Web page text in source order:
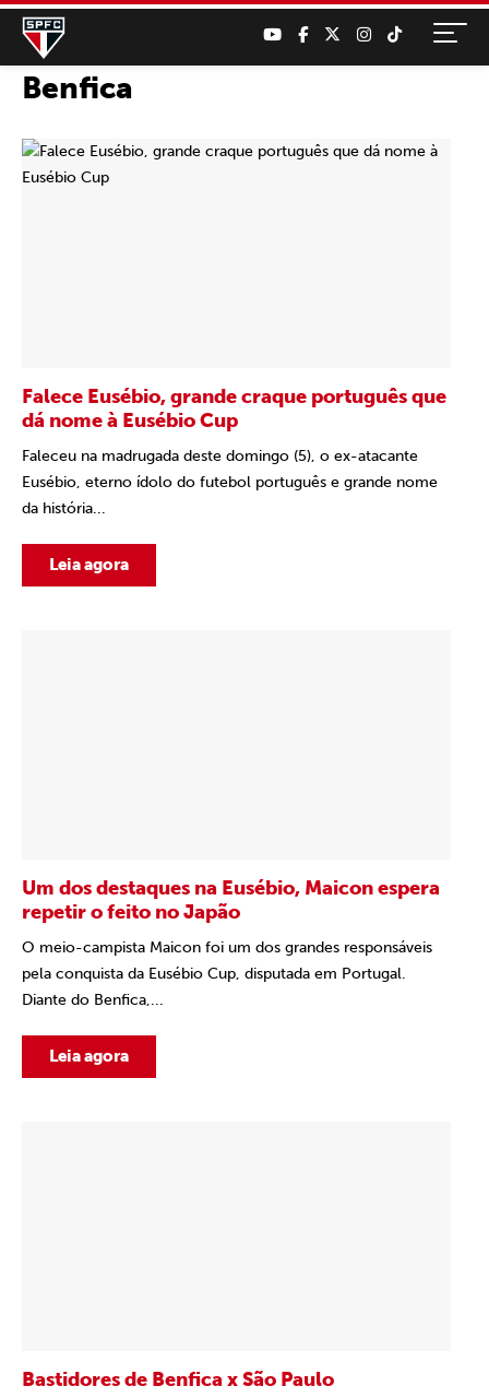
Benfica
Falece Eusébio, grande craque português que
dá nome à Eusébio Cup
Faleceu na madrugada deste domingo (5), o ex-atacante
Eusébio, eterno ídolo do futebol português e grande nome
da história...
Leia agora
Um dos destaques na Eusébio, Maicon espera
repetir o feito no Japão
O meio-campista Maicon foi um dos grandes responsáveis
pela conquista da Eusébio Cup, disputada em Portugal.
Diante do Benfica,...
Leia agora
Bastidores de Benfica x São Paulo